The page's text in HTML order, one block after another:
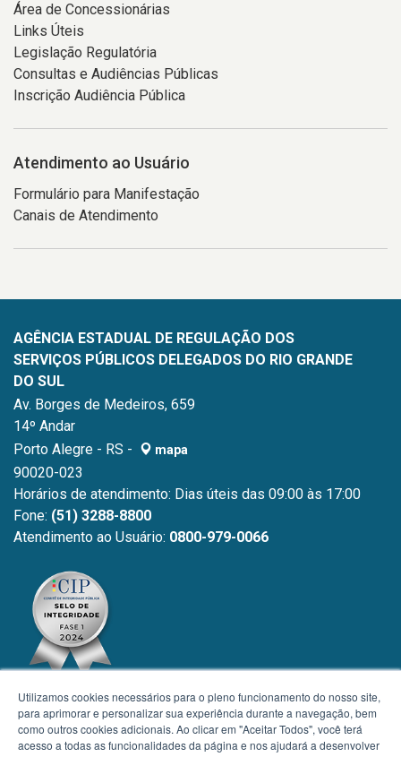
Área de Concessionárias
Links Úteis
Legislação Regulatória
Consultas e Audiências Públicas
Inscrição Audiência Pública
Atendimento ao Usuário
Formulário para Manifestação
Canais de Atendimento
AGÊNCIA ESTADUAL DE REGULAÇÃO DOS
SERVIÇOS PÚBLICOS DELEGADOS DO RIO GRANDE
DO SUL
Av. Borges de Medeiros, 659
14º Andar
Porto Alegre - RS -
mapa
90020-023
Horários de atendimento: Dias úteis das 09:00 às 17:00
Fone: (51) 3288-8800
Atendimento ao Usuário: 0800-979-0066
Utilizamos cookies necessários para o pleno funcionamento do nosso site,
para aprimorar e personalizar sua experiência durante a navegação, bem
como outros cookies adicionais. Ao clicar em "Aceitar Todos", você terá
acesso a todas as funcionalidades da página e nos ajudará a desenvolver